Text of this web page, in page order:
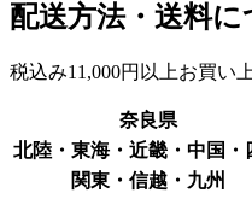
配送方法・送料に
税込み11,000円以上お買い
奈良県
北陸・東海・近畿・中国・
関東・信越・九州